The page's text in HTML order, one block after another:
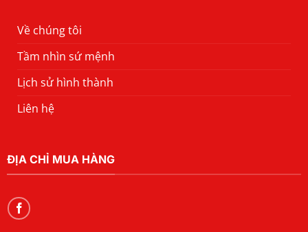
Về chúng tôi
Tầm nhìn sứ mệnh
Lịch sử hình thành
Liên hệ
ĐỊA CHỈ MUA HÀNG